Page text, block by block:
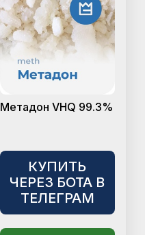
Метадон VHQ 99.3%
КУПИТЬ
ЧЕРЕЗ БОТА В
ТЕЛЕГРАМ